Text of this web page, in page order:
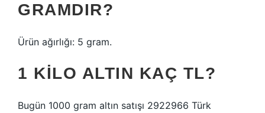
GRAMDIR?
Ürün ağırlığı: 5 gram.
1 KILO ALTIN KAÇ TL?
Bugün 1000 gram altın satışı 2922966 Türk